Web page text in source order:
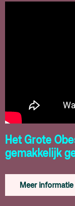
Het Grote
gemakkelijk
Meer informatie